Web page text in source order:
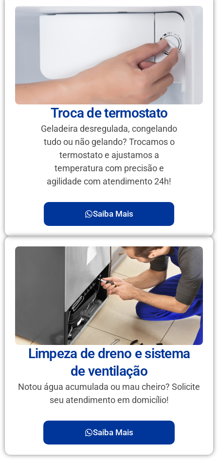
Troca de termostato
Geladeira desregulada, congelando
tudo ou não gelando? Trocamos o
termostato e ajustamos a
temperatura com precisão e
agilidade com atendimento 24h!
Saiba Mais
Limpeza de dreno e sistema
de ventilação
Notou água acumulada ou mau cheiro? Solicite
seu atendimento em domicílio!
Saiba Mais